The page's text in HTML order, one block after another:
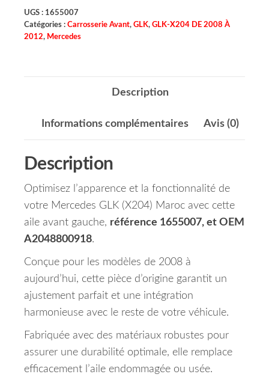
UGS : 1655007
Catégories : Carrosserie Avant, GLK, GLK-X204 DE 2008 À
2012, Mercedes
Description
Informations complémentaires Avis (0)
Description
Optimisez l’apparence et la fonctionnalité de
votre Mercedes GLK (X204) Maroc avec cette
aile avant gauche, référence 1655007, et OEM
A2048800918.
Conçue pour les modèles de 2008 à
aujourd’hui, cette pièce d’origine garantit un
ajustement parfait et une intégration
harmonieuse avec le reste de votre véhicule.
Fabriquée avec des matériaux robustes pour
assurer une durabilité optimale, elle remplace
efficacement l’aile endommagée ou usée.